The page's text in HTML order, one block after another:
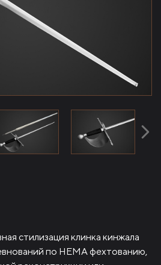
стилизация клинка кинжала
по HEMA фехтованию,